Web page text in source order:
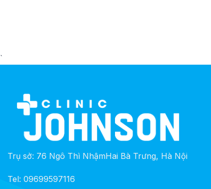
`
Trụ sở: 76 Ngô Thì NhậmHai Bà Trưng, Hà Nội
Tel: 09699597116